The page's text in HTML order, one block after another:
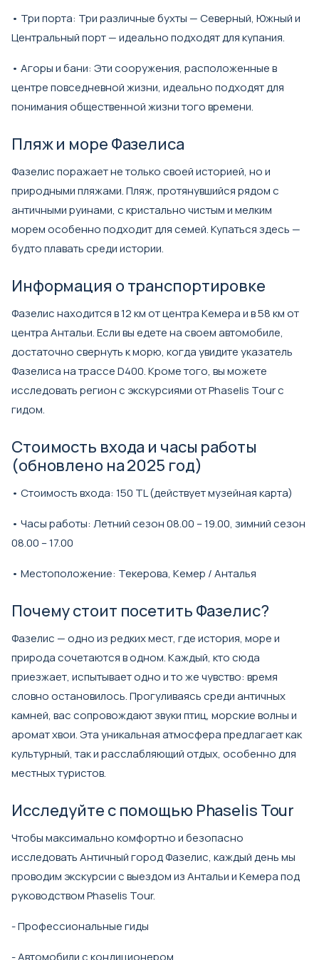
• Три порта: Три различные бухты — Северный, Южный и
Центральный порт — идеально подходят для купания.
• Агоры и бани: Эти сооружения, расположенные в
центре повседневной жизни, идеально подходят для
понимания общественной жизни того времени.
Пляж и море Фазелиса
Фазелис поражает не только своей историей, но и
природными пляжами. Пляж, протянувшийся рядом с
античными руинами, с кристально чистым и мелким
морем особенно подходит для семей. Купаться здесь —
будто плавать среди истории.
Информация о транспортировке
Фазелис находится в 12 км от центра Кемера и в 58 км от
центра Антальи. Если вы едете на своем автомобиле,
достаточно свернуть к морю, когда увидите указатель
Фазелиса на трассе D400. Кроме того, вы можете
исследовать регион с экскурсиями от Phaselis Tour с
гидом.
Стоимость входа и часы работы
(обновлено на 2025 год)
• Стоимость входа: 150 TL (действует музейная карта)
• Часы работы: Летний сезон 08.00 – 19.00, зимний сезон
08.00 – 17.00
• Местоположение: Текерова, Кемер / Анталья
Почему стоит посетить Фазелис?
Фазелис — одно из редких мест, где история, море и
природа сочетаются в одном. Каждый, кто сюда
приезжает, испытывает одно и то же чувство: время
словно остановилось. Прогуливаясь среди античных
камней, вас сопровождают звуки птиц, морские волны и
аромат хвои. Эта уникальная атмосфера предлагает как
культурный, так и расслабляющий отдых, особенно для
местных туристов.
Исследуйте с помощью Phaselis Tour
Чтобы максимально комфортно и безопасно
исследовать Античный город Фазелис, каждый день мы
проводим экскурсии с выездом из Антальи и Кемера под
руководством Phaselis Tour.
- Профессиональные гиды